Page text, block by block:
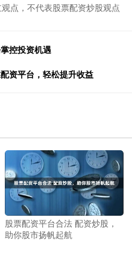
点，不代表股票配资炒股观点
控投资机遇
资平台，轻松提升收益
股票配资平台合法 配资炒股，
助你股市扬帆起航